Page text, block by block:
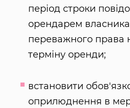
період строки
орендарем
переважного права
терміну оренди;
встановити
оприлюднення в